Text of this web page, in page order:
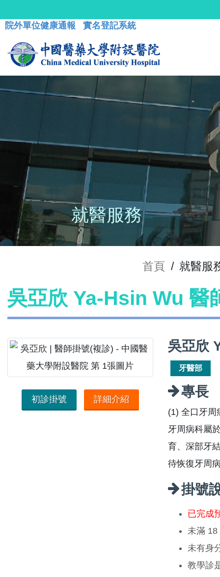
院外單位健康通報 實名登記系統
就醫服務
首頁 / 就醫服
吳亞欣 Ya-Hsin Wu 醫
初診掛號 詳細介紹
吳亞欣
牙醫部
專長
(1) 全口牙周
牙周病科屬
育、深部牙
待恢復牙周
掛號
已完成
未滿 18
未有身
教學診